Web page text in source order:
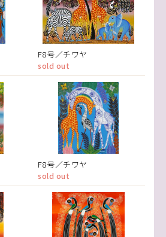
F8号／チワヤ
sold out
F8号／チワヤ
sold out